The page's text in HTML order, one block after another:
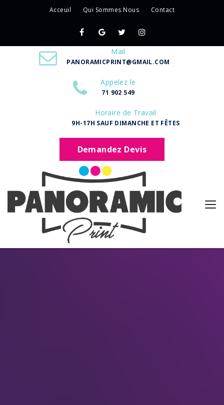
Acceuil Qui Sommes Nous Contact
Mail
PANORAMICPRINT@GMAIL.COM
Appelez le
71 902 549
Horaire de Travail
9H-17H SAUF DIMANCHE ET FÊTES
Demandez Devis